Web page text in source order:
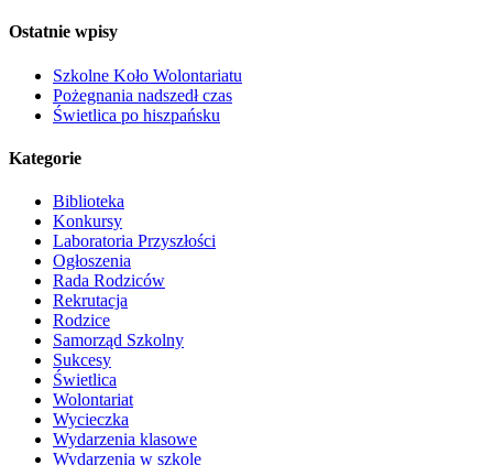
Ostatnie wpisy
Szkolne Koło Wolontariatu
Pożegnania nadszedł czas
Świetlica po hiszpańsku
Kategorie
Biblioteka
Konkursy
Laboratoria Przyszłości
Ogłoszenia
Rada Rodziców
Rekrutacja
Rodzice
Samorząd Szkolny
Sukcesy
Świetlica
Wolontariat
Wycieczka
Wydarzenia klasowe
Wydarzenia w szkole